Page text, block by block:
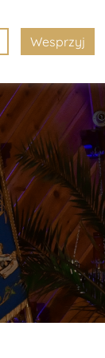
Wesprzyj